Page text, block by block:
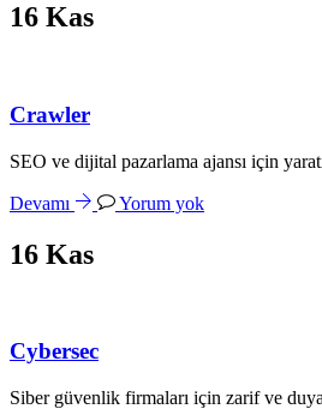
16 Kas
Crawler
SEO ve dijital pazarlama ajansı için
Devamı Yorum yok
16 Kas
Cybersec
Siber güvenlik firmaları için zarif ve